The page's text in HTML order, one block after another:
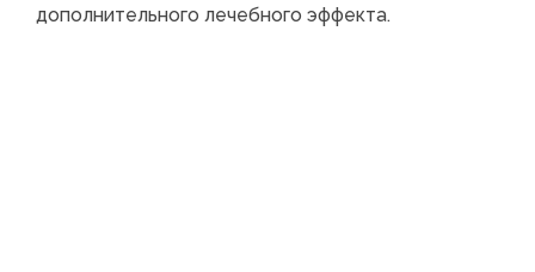
дополнительного лечебного эффекта.